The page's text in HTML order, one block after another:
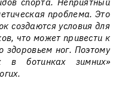
проблема. Это
создаются условия для
что может привести к
здоровьем ног. Поэтому
в ботинках зимних»